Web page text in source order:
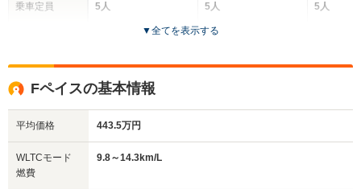
乗車定員
サイズ
(全長x全幅x全高)
5人
全高
1.65m
全幅
1.9m
5人
5ドア
5人
▼全てを表示する
Fペイスの基本情報
平均価格 443.5万円
WLTCモード
燃費
9.8～14.3km/L